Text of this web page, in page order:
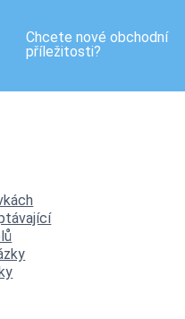
Chcete nové obchodní
příležitosti?